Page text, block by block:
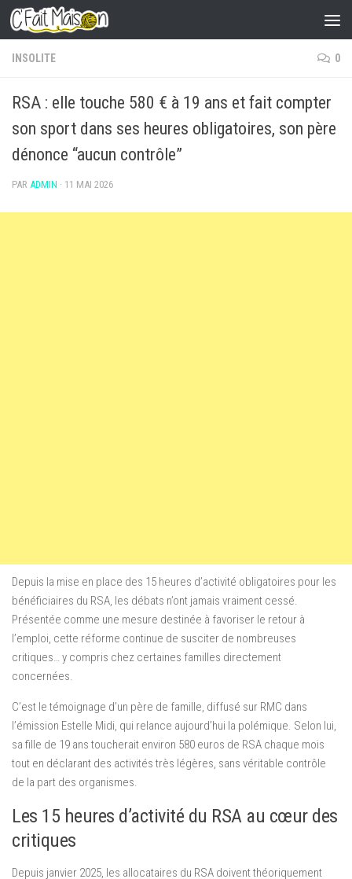
Skip to content
INSOLITE 0
RSA : elle touche 580 € à 19 ans et fait compter
son sport dans ses heures obligatoires, son père
dénonce “aucun contrôle”
PAR ADMIN · 11 MAI 2026
Depuis la mise en place des 15 heures d’activité obligatoires pour les
bénéficiaires du RSA, les débats n’ont jamais vraiment cessé.
Présentée comme une mesure destinée à favoriser le retour à
l’emploi, cette réforme continue de susciter de nombreuses
critiques… y compris chez certaines familles directement
concernées.
C’est le témoignage d’un père de famille, diffusé sur RMC dans
l’émission Estelle Midi, qui relance aujourd’hui la polémique. Selon lui,
sa fille de 19 ans toucherait environ 580 euros de RSA chaque mois
tout en déclarant des activités très légères, sans véritable contrôle
de la part des organismes.
Les 15 heures d’activité du RSA au cœur des
critiques
Depuis janvier 2025, les allocataires du RSA doivent théoriquement